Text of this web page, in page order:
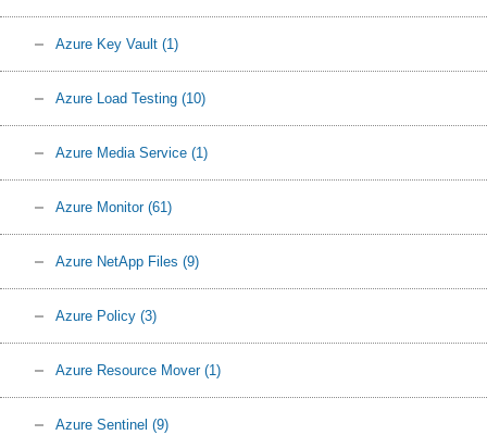
Azure Key Vault (1)
Azure Load Testing (10)
Azure Media Service (1)
Azure Monitor (61)
Azure NetApp Files (9)
Azure Policy (3)
Azure Resource Mover (1)
Azure Sentinel (9)